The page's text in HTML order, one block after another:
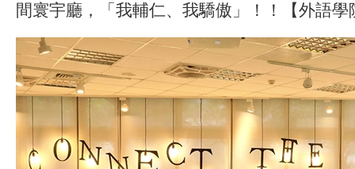
間寰宇廳，「我輔仁、我驕傲」！！【外語